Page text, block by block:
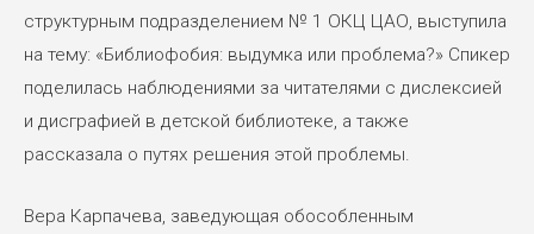
структурным подразделением № 1 ОКЦ ЦАО, выступила
на тему: «Библиофобия: выдумка или проблема?» Спикер
поделилась наблюдениями за читателями с дислексией
и дисграфией в детской библиотеке, а также
рассказала о путях решения этой проблемы.
Вера Карпачева, заведующая обособленным